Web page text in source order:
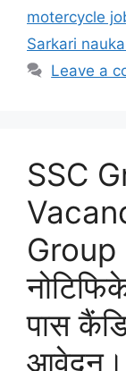
motercycle
Sarkari
Leave a
SSC
Group
पास
आवेदन।